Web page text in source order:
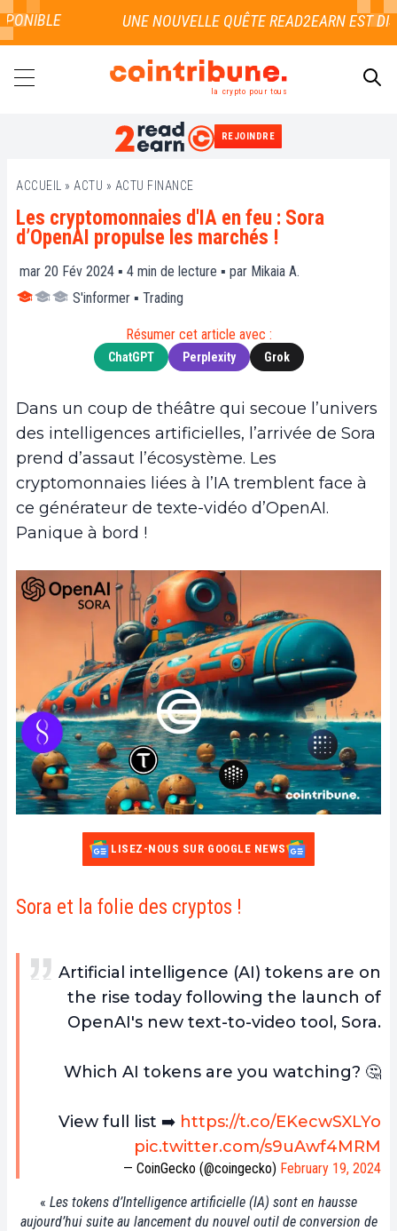
la crypto pour tous
REJOINDRE
ACCUEIL » ACTU » ACTU FINANCE
Les cryptomonnaies d'IA en feu : Sora
d’OpenAI propulse les marchés !
mar 20 Fév 2024 ▪ 4 min de lecture ▪ par Mikaia A.
S'informer ▪ Trading
Résumer cet article avec :
ChatGPT Perplexity Grok
Dans un coup de théâtre qui secoue l’univers
des intelligences artificielles, l’arrivée de Sora
prend d’assaut l’écosystème. Les
cryptomonnaies liées à l’IA tremblent face à
ce générateur de texte-vidéo d’OpenAI.
Panique à bord !
LISEZ-NOUS SUR GOOGLE NEWS
Sora et la folie des cryptos !
Artificial intelligence (AI) tokens are on
the rise today following the launch of
OpenAI's new text-to-video tool, Sora.
Which AI tokens are you watching? 🤔
View full list ➡️ https://t.co/EKecwSXLYo
pic.twitter.com/s9uAwf4MRM
— CoinGecko (@coingecko) February 19, 2024
« Les tokens d’Intelligence artificielle (IA) sont en hausse
aujourd’hui suite au lancement du nouvel outil de conversion de